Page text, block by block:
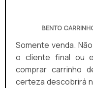
BENTO
Somente venda. Não
o cliente final ou
comprar carrinho
certeza descobrirá